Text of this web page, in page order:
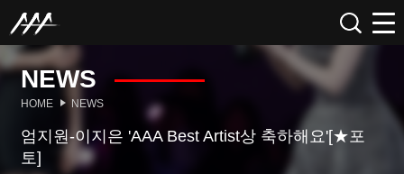
NEWS
HOME NEWS
엄지원-이지은 'AAA Best Artist상 축하해요'[★포
토]